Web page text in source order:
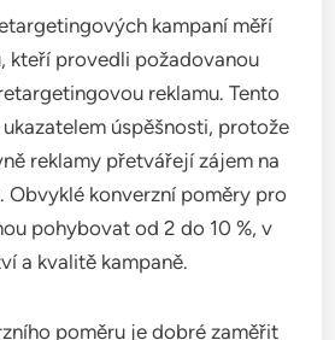
Obvykle se očekává, že CTR
bude vyšší než pro
často v rozmezí 0,5 až 2 %.
je důležité testovat různé
jsou obrázky, texty a výzvy k
sledovat, jak různé segmenty
reklamy, abyste mohli lépe